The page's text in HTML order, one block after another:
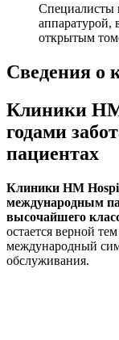
Специалисты
аппаратурой,
открытым
Сведения о
Клиники
годами
пациентах
Клиники HM
международным
высочайшего
остается верной
международный
обслуживания.